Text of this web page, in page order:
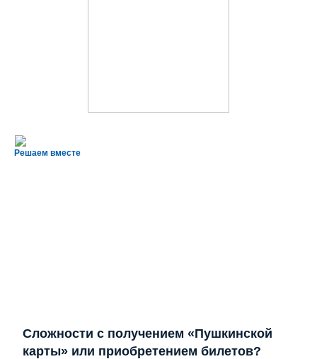
Решаем вместе
Сложности с получением «Пушкинской
карты» или приобретением билетов?